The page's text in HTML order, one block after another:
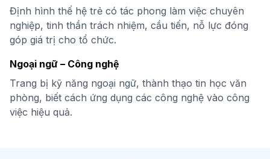
Định hình thế hệ trẻ có tác phong làm việc chuyên
nghiệp, tinh thần trách nhiệm, cầu tiến, nỗ lực đóng
góp giá trị cho tổ chức.
Ngoại ngữ – Công nghệ
Trang bị kỹ năng ngoại ngữ, thành thạo tin học văn
phòng, biết cách ứng dụng các công nghệ vào công
việc hiệu quả.